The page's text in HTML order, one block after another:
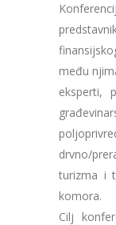
među
eksperti,
drvno/
turizma i
komora.
Cilj